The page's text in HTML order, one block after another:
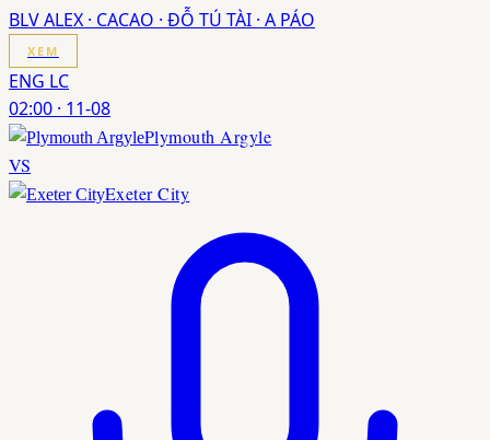
BLV ALEX · CACAO · ĐỖ TÚ TÀI · A PÁO
XEM
ENG LC
02:00 · 11-08
Plymouth Argyle
VS
Exeter City